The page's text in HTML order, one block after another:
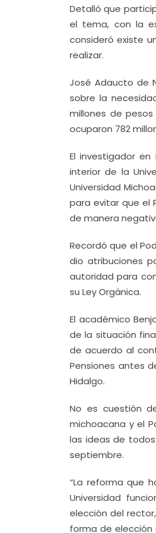
Detalló que
el tema, con la
consideró existe
realizar.
José Adaucto de
sobre la
millones de
ocuparon 782
El investigador
interior de la
Universidad
para evitar que el
de manera
Recordó que el
dio atribuciones
autoridad para
su Ley Orgánica.
El académico
de la situación
de acuerdo al
Pensiones antes
Hidalgo.
No es cuestión
michoacana y el
las ideas de
septiembre.
“La reforma que
Universidad
elección del
forma de